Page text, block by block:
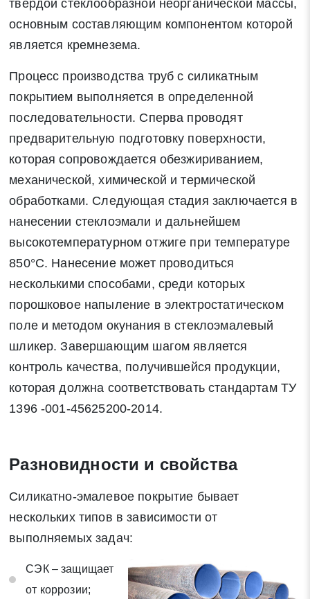
твердой стеклообразной неорганической массы,
основным составляющим компонентом которой
является кремнезема.
Процесс производства труб с силикатным
покрытием выполняется в определенной
последовательности. Сперва проводят
предварительную подготовку поверхности,
которая сопровождается обезжириванием,
механической, химической и термической
обработками. Следующая стадия заключается в
нанесении стеклоэмали и дальнейшем
высокотемпературном отжиге при температуре
850°C. Нанесение может проводиться
несколькими способами, среди которых
порошковое напыление в электростатическом
поле и методом окунания в стеклоэмалевый
шликер. Завершающим шагом является
контроль качества, получившейся продукции,
которая должна соответствовать стандартам ТУ
1396 -001-45625200-2014.
Разновидности и свойства
Силикатно-эмалевое покрытие бывает
нескольких типов в зависимости от
выполняемых задач:
СЭК – защищает
от коррозии;